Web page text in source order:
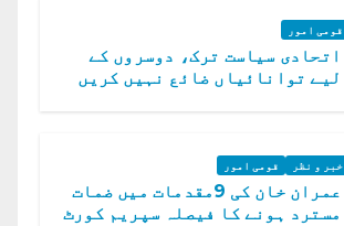
قومی امور
اتحادی سیاست ترک، دوسروں کے
لیے توانائیاں ضائع نہیں کریں
خبر و نظر قومی امور
عمران خان کی 9مقدمات میں ضمات
مسترد ہونے کا فیصلہ سپریم کورٹ